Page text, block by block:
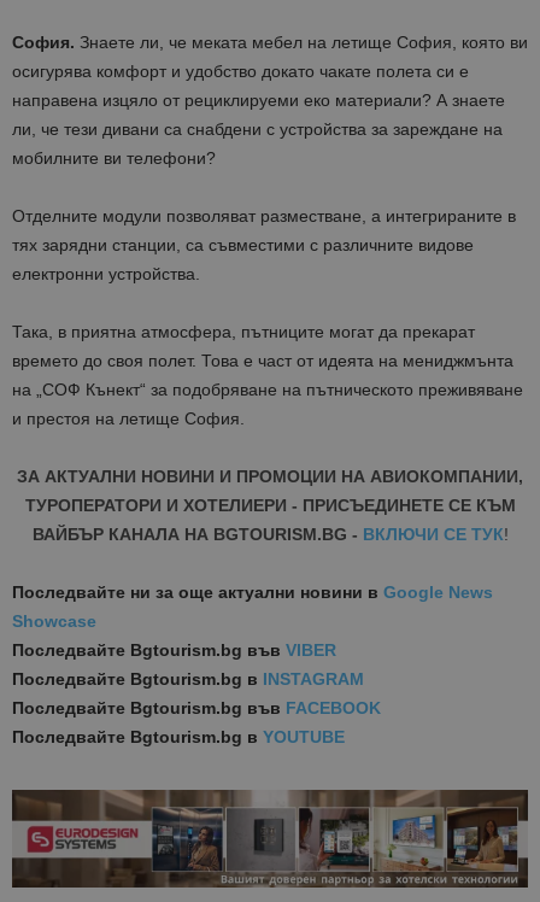
София. Знаете ли, че меката мебел на летище София, която ви
осигурява комфорт и удобство докато чакате полета си е
направена изцяло от рециклируеми еко материали? А знаете
ли, че тези дивани са снабдени с устройства за зарежданe на
мобилните ви телефони?
Отделните модули позволяват разместване, а интегрираните в
тях зарядни станции, са съвместими с различните видове
електронни устройства.
Така, в приятна атмосфера, пътниците могат да прекарат
времето до своя полет. Това е част от идеята на мениджмънта
на „СОФ Кънект“ за подобряване на пътническото преживяване
и престоя на летище София.
ЗА АКТУАЛНИ НОВИНИ И ПРОМОЦИИ НА АВИОКОМПАНИИ,
ТУРОПЕРАТОРИ И ХОТЕЛИЕРИ - ПРИСЪЕДИНЕТЕ СЕ КЪМ
ВАЙБЪР КАНАЛА НА BGTOURISM.BG - ВКЛЮЧИ СЕ ТУК!
Последвайте ни за още актуални новини в Google News
Showcase
Последвайте Bgtourism.bg във VIBER
Последвайте Bgtourism.bg в INSTAGRAM
Последвайте Bgtourism.bg във FACEBOOK
Последвайте Bgtourism.bg в YOUTUBE